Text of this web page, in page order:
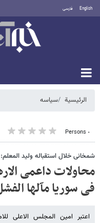
English فارسی
الرئيسية سیاسه
٠ Persons
شمخانی خلال استقباله ولید المعلم:
محاولات داعمی
فی سوریا مآلها
اعتبر امین المجلس الاعلی